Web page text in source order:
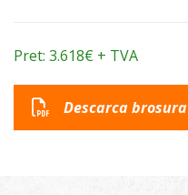
Pret: 3.618€ + TVA
Descarca brosura